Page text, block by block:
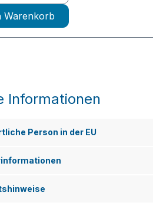
Warenkorb
Informationen
Person in der EU